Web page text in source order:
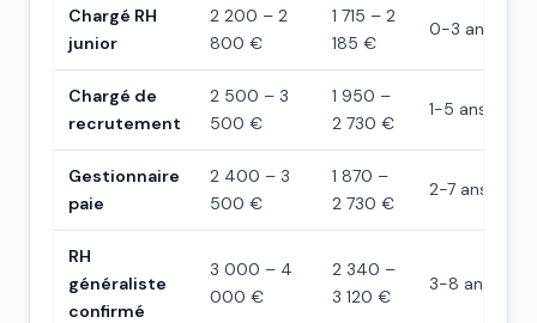
Chargé RH
junior
2 200 – 2
800 €
1 715 – 2
185 €
0-3 ans
Chargé de
recrutement
2 500 – 3
500 €
1 950 –
2 730 €
1-5 ans
Gestionnaire
paie
2 400 – 3
500 €
1 870 –
2 730 €
2-7 ans
RH
généraliste
confirmé
3 000 – 4
000 €
2 340 –
3 120 €
3-8 ans